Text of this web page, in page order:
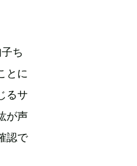
ち
とに
るサ
が声
認で